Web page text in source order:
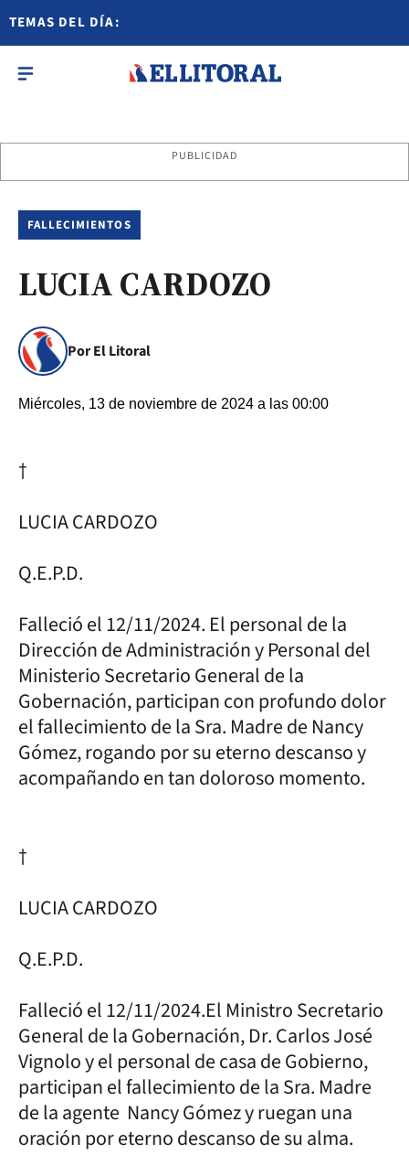
TEMAS DEL DÍA:
PUBLICIDAD
FALLECIMIENTOS
LUCIA CARDOZO
Por El Litoral
Miércoles, 13 de noviembre de 2024 a las 00:00
†
LUCIA CARDOZO
Q.E.P.D.
Falleció el 12/11/2024. El personal de la
Dirección de Administración y Personal del
Ministerio Secretario General de la
Gobernación, participan con profundo dolor
el fallecimiento de la Sra. Madre de Nancy
Gómez, rogando por su eterno descanso y
acompañando en tan doloroso momento.
†
LUCIA CARDOZO
Q.E.P.D.
Falleció el 12/11/2024.El Ministro Secretario
General de la Gobernación, Dr. Carlos José
Vignolo y el personal de casa de Gobierno,
participan el fallecimiento de la Sra. Madre
de la agente Nancy Gómez y ruegan una
oración por eterno descanso de su alma.